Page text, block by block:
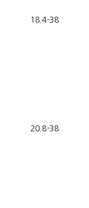
18.4-38
20.8-38